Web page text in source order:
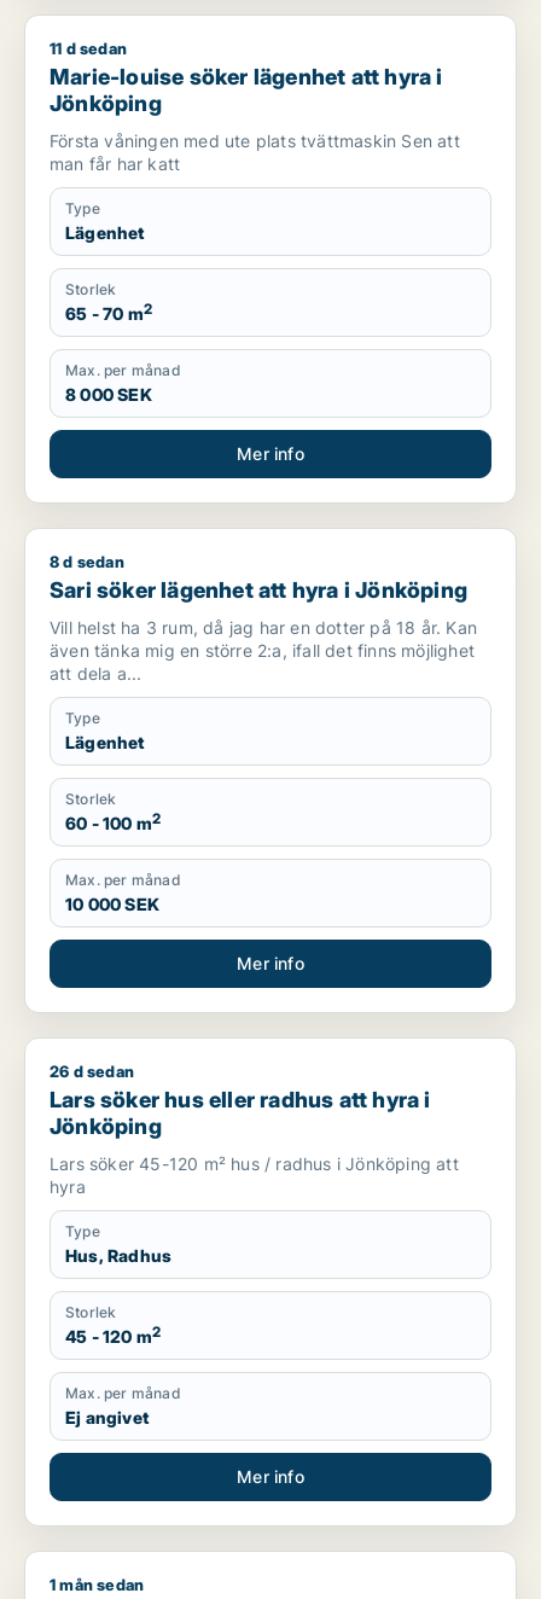
Marie-louise söker lägenhet att hyra i Jönköping
11 d sedan
Marie-louise söker lägenhet att hyra i
Jönköping
Första våningen med ute plats tvättmaskin Sen att
man får har katt
Type
Lägenhet
Storlek
65 - 70 m2
Max. per månad
8 000 SEK
Mer info
Sari söker lägenhet att hyra i Jönköping
8 d sedan
Sari söker lägenhet att hyra i Jönköping
Vill helst ha 3 rum, då jag har en dotter på 18 år. Kan
även tänka mig en större 2:a, ifall det finns möjlighet
att dela a...
Type
Lägenhet
Storlek
60 - 100 m2
Max. per månad
10 000 SEK
Mer info
Lars söker hus eller radhus att hyra i Jönköping
26 d sedan
Lars söker hus eller radhus att hyra i
Jönköping
Lars söker 45-120 m² hus / radhus i Jönköping att
hyra
Type
Hus, Radhus
Storlek
45 - 120 m2
Max. per månad
Ej angivet
Mer info
Anki söker lägenhet att hyra i Jönköping, Göteborg Västra
1 mån sedan